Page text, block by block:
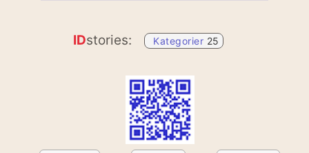
IDstories: Kategorier 25